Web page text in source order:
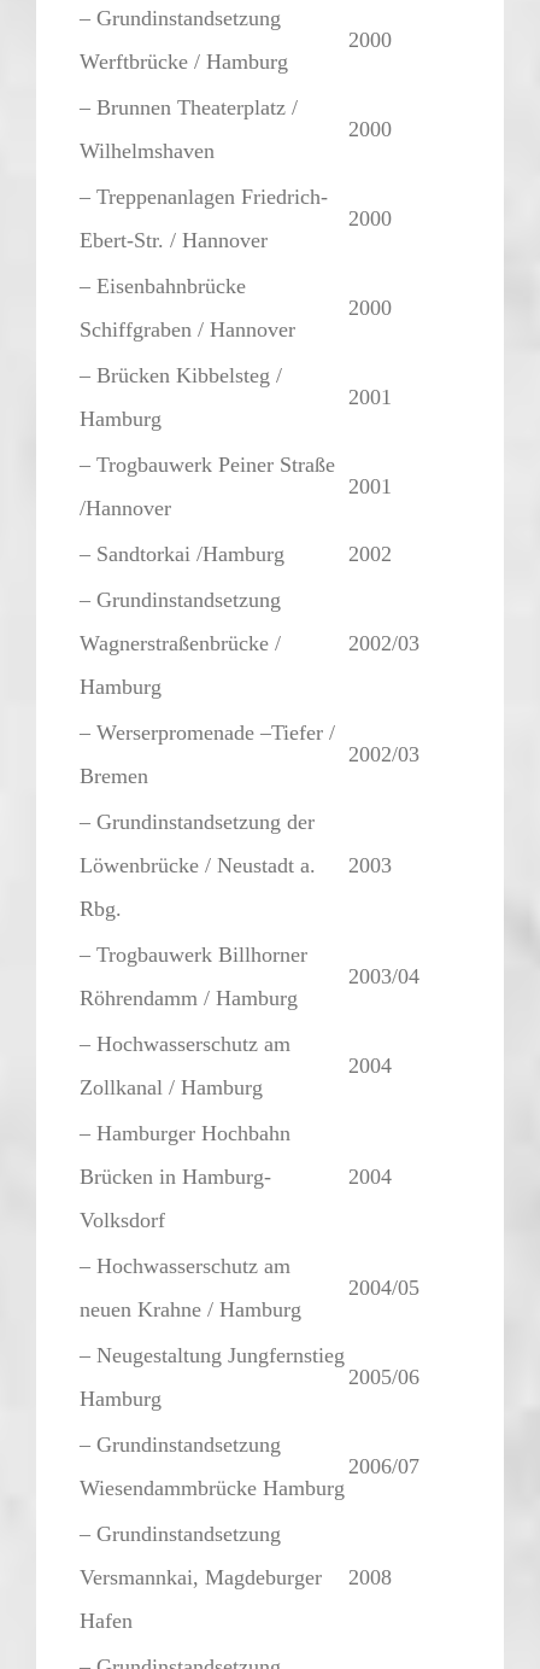
– Grundinstandsetzung
Werftbrücke / Hamburg
2000
– Brunnen Theaterplatz /
Wilhelmshaven
2000
– Treppenanlagen Friedrich-
Ebert-Str. / Hannover
2000
– Eisenbahnbrücke
Schiffgraben / Hannover
2000
– Brücken Kibbelsteg /
Hamburg
2001
– Trogbauwerk Peiner Straße
/Hannover
2001
– Sandtorkai /Hamburg
2002
– Grundinstandsetzung
Wagnerstraßenbrücke /
Hamburg
2002/03
– Werserpromenade –Tiefer /
Bremen
2002/03
– Grundinstandsetzung der
Löwenbrücke / Neustadt a.
Rbg.
2003
– Trogbauwerk Billhorner
Röhrendamm / Hamburg
2003/04
– Hochwasserschutz am
Zollkanal / Hamburg
2004
– Hamburger Hochbahn
Brücken in Hamburg-
Volksdorf
2004
– Hochwasserschutz am
neuen Krahne / Hamburg
2004/05
– Neugestaltung Jungfernstieg
Hamburg
2005/06
– Grundinstandsetzung
Wiesendammbrücke Hamburg
2006/07
– Grundinstandsetzung
Versmannkai, Magdeburger
Hafen
2008